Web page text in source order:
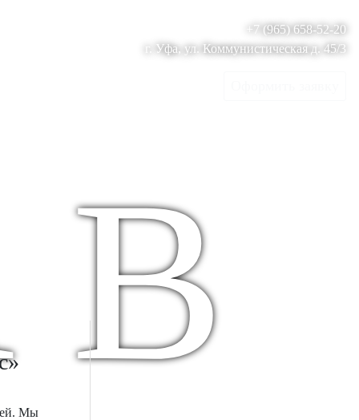
+7 (965) 658-52-20
г. Уфа, ул. Коммунистическая д. 45/3
В
Мы